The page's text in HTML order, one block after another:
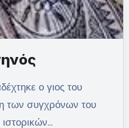
των συγχρόνων του